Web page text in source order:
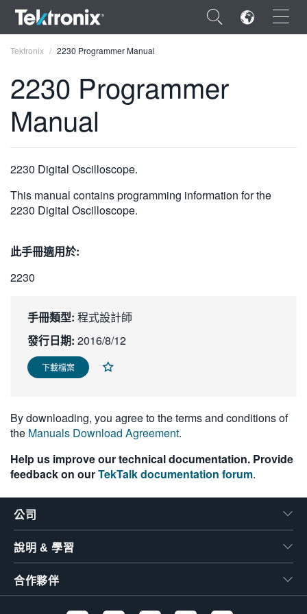
×
ENGLISH
VIỆT NAM
繁體中文
Tektronix 2230 Programmer Manual
2230 Programmer
Manual
2230 Digital Oscilloscope.
This manual contains programming information for the
2230 Digital Oscilloscope.
此手冊適用於:
2230
手冊類型: 程式設計師
發行日期: 2016/8/12
下載檔案
By downloading, you agree to the terms and conditions of
the Manuals Download Agreement.
Help us improve our technical documentation. Provide
feedback on ourTekTalk documentation forum.
公司
說明 & 學習
合作夥伴